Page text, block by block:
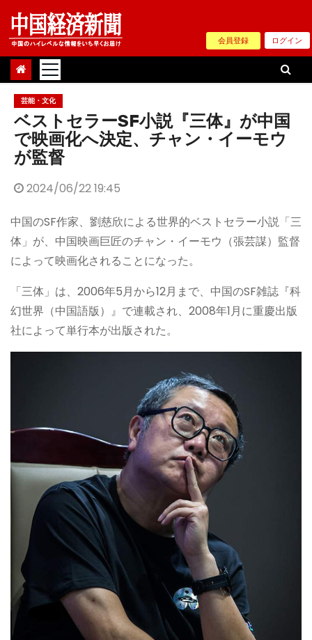
Skip
content
会員登録 ログイン
芸能・文化
ベストセラーSF小説『三体』が中国
で映画化へ決定、チャン・イーモウ
が監督
2024/06/22 19:45
中国のSF作家、劉慈欣による世界的ベストセラー小説「三
体」が、中国映画巨匠のチャン・イーモウ（張芸謀）監督
によって映画化されることになった。
「三体」は、2006年5月から12月まで、中国のSF雑誌『科
幻世界（中国語版）』で連載され、2008年1月に重慶出版
社によって単行本が出版された。